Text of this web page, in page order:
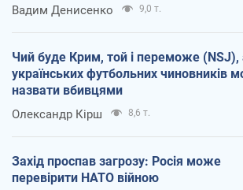
Вадим Денисенко 9,0 т.
Чий буде Крим, той і переможе (NSJ),
українських футбольних чиновників
назвати вбивцями
Олександр Кірш 8,6 т.
Захід проспав загрозу: Росія може
перевірити НАТО війною